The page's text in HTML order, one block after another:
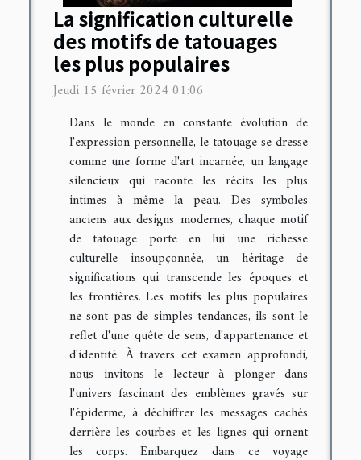
La signification culturelle
des motifs de tatouages
les plus populaires
Jeudi 15 février 2024 01:06
Dans le monde en constante évolution de
l'expression personnelle, le tatouage se dresse
comme une forme d'art incarnée, un langage
silencieux qui raconte les récits les plus
intimes à même la peau. Des symboles
anciens aux designs modernes, chaque motif
de tatouage porte en lui une richesse
culturelle insoupçonnée, un héritage de
significations qui transcende les époques et
les frontières. Les motifs les plus populaires
ne sont pas de simples tendances, ils sont le
reflet d'une quête de sens, d'appartenance et
d'identité. À travers cet examen approfondi,
nous invitons le lecteur à plonger dans
l'univers fascinant des emblèmes gravés sur
l'épiderme, à déchiffrer les messages cachés
derrière les courbes et les lignes qui ornent
les corps. Embarquez dans ce voyage